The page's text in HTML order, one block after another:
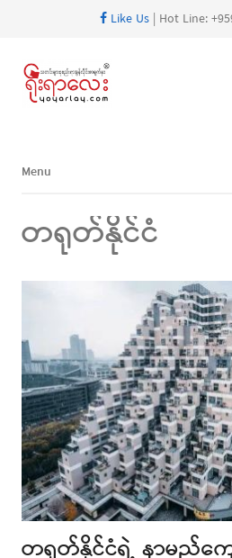
Like Us| Hot Line:
Menu
Menu
တရုတ်နိုင်ငံ
တရုတ်နိုင်ငံရဲ့ နာမည်ကျ